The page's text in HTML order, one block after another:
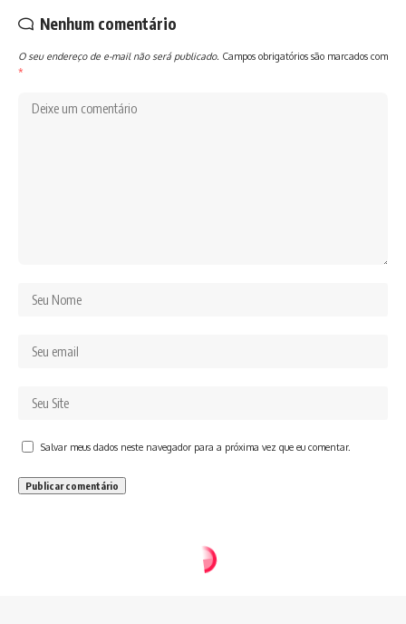
Nenhum comentário
O seu endereço de e-mail não será publicado. Campos obrigatórios são marcados com
*
Salvar meus dados neste navegador para a próxima vez que eu comentar.